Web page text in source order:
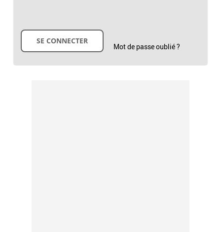
Mot de passe oublié ?